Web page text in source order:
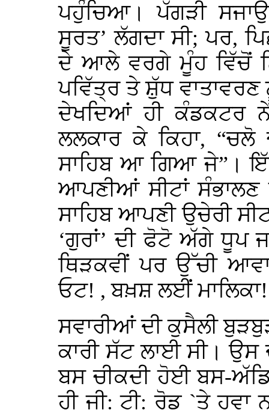
ਪਹੁੰਚਿਆ। ਪੱਗੜੀ
ਸੂਰਤ’ ਲੱਗਦਾ ਸੀ; ਪਰ,
ਦੇ ਆਲੇ ਵਰਗੇ ਮੂੰਹ ਵਿੱਚੋਂ
ਪਵਿੱਤ੍ਰ ਤੇ ਸ਼ੁੱਧ
ਦੇਖਦਿਆਂ ਹੀ ਕੰਡਕਟਰ
ਲਲਕਾਰ ਕੇ ਕਿਹਾ,
ਸਾਹਿਬ ਆ ਗਿਆ ਜੇ”।
ਆਪਣੀਆਂ ਸੀਟਾਂ
ਸਾਹਿਬ ਆਪਣੀ ਉਚੇਰੀ
‘ਗੁਰਾਂ’ ਦੀ ਫੋਟੋ ਅੱਗੇ ਧੂਪ
ਥਿੜਕਵੀਂ ਪਰ ਉੱਚੀ
ਓਟ! , ਬਖ਼ਸ਼ ਲਈਂ
ਸਵਾਰੀਆਂ ਦੀ ਕੁਸੈਲੀ
ਕਾਰੀ ਸੱਟ ਲਾਈ ਸੀ।
ਬਸ ਚੀਕਦੀ ਹੋਈ ਬਸ-
ਹੀ ਜੀ: ਟੀ: ਰੋਡ `ਤੇ